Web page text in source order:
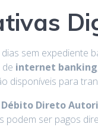
sem expediente
de internet banking
disponíveis para
Débito Direto
podem ser pagos